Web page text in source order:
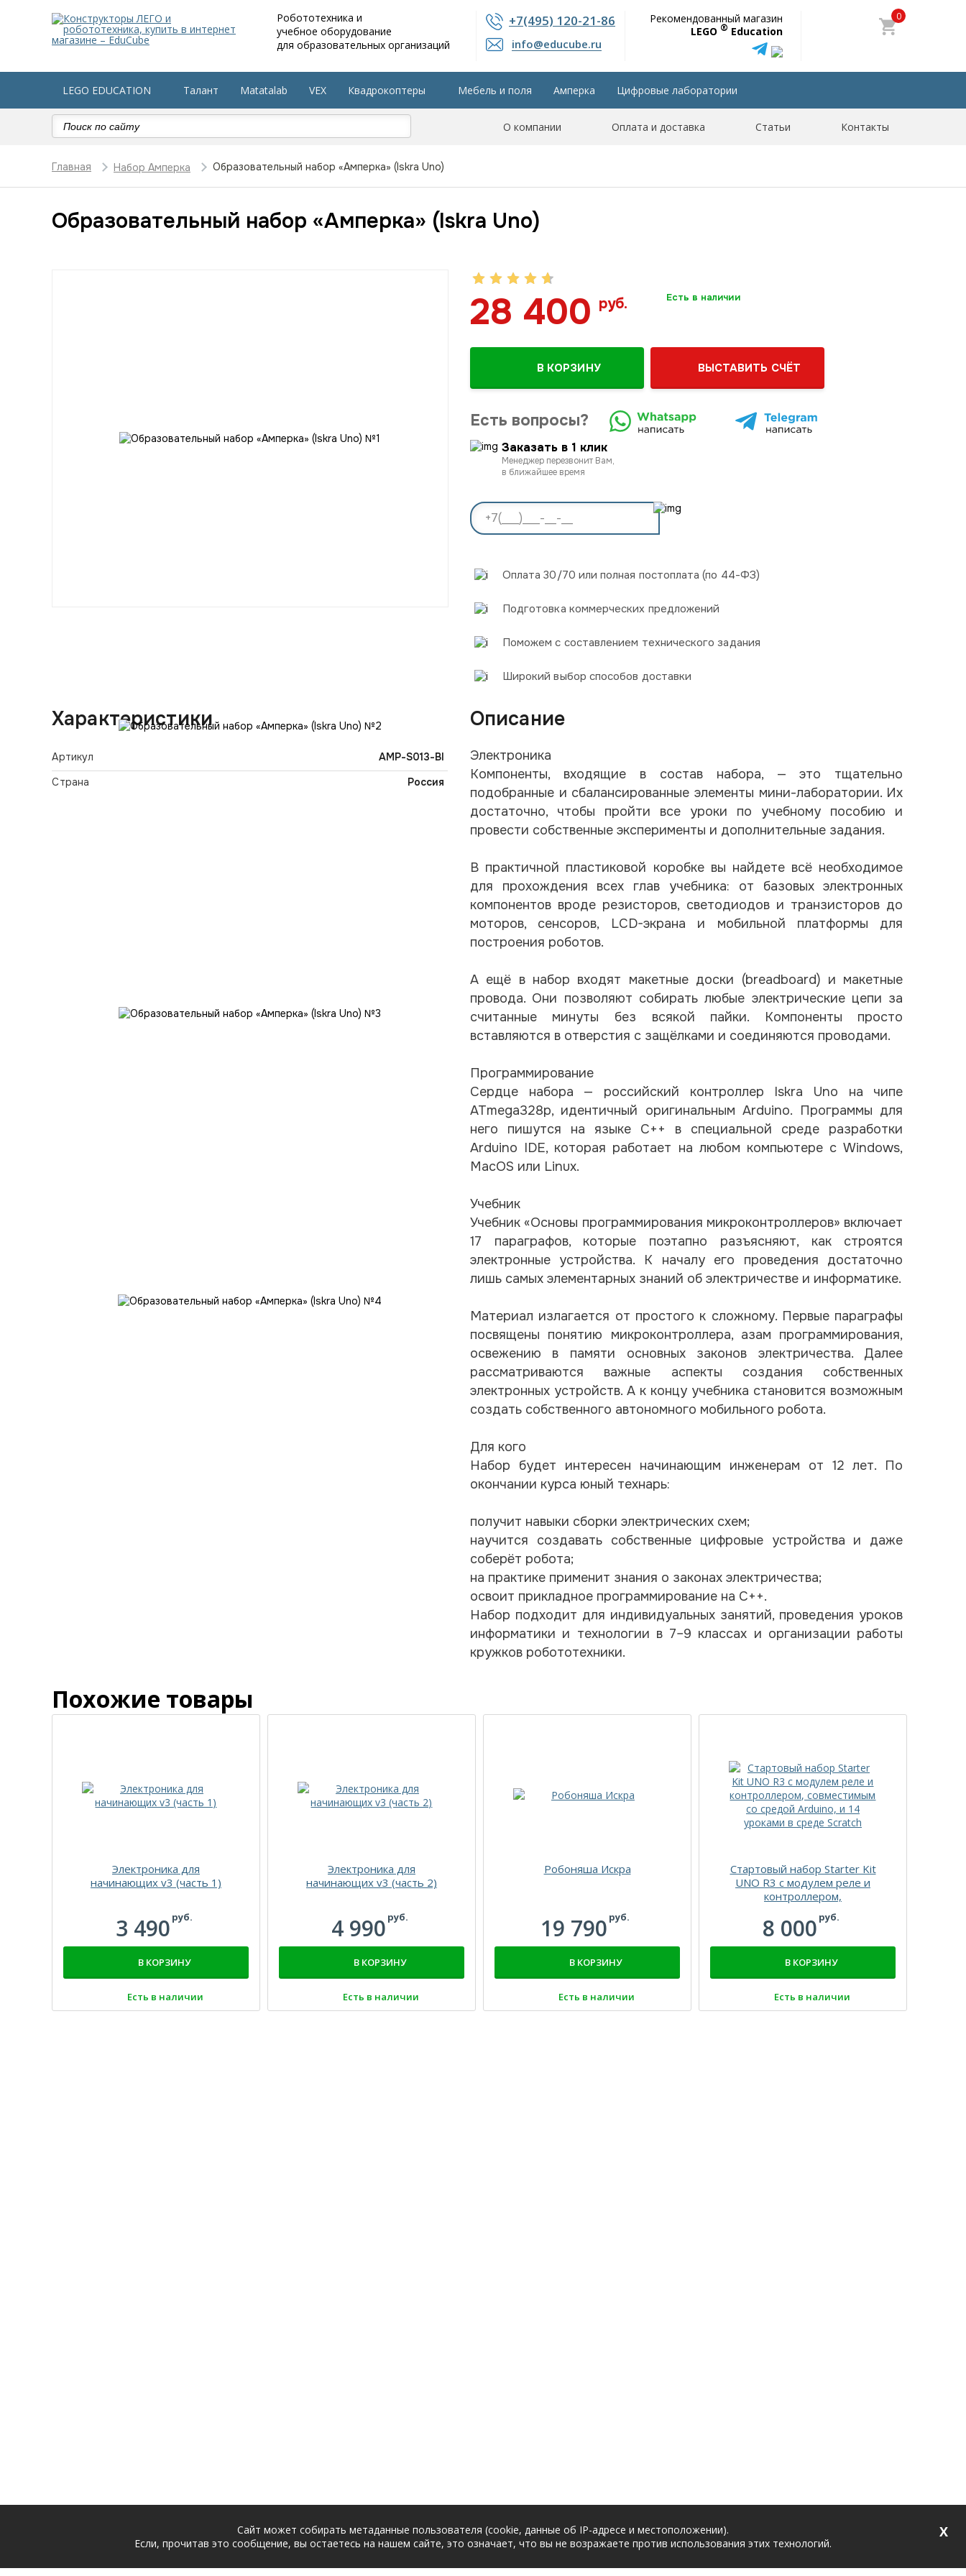
Робототехника и
учебное оборудование
для образовательных организаций
+7(495) 120-21-86
info@educube.ru
Рекомендованный магазин
LEGO ® Education
0
LEGO EDUCATION Талант Matatalab VEX Квадрокоптеры Мебель и поля Амперка Цифровые лаборатории
Робототехника в детский сад Интерактивные панели Остальные разделы
О компании Оплата и доставка Статьи Контакты
Главная Набор Амперка Образовательный набор «Амперка» (Iskra Uno)
Образовательный набор «Амперка» (Iskra Uno)
28 400руб. Есть в наличии
В КОРЗИНУ ВЫСТАВИТЬ СЧЁТ
Есть вопросы?
Заказать в 1 клик
Менеджер перезвонит Вам,
в ближайшее время
Оплата 30/70 или полная постоплата (по 44-ФЗ)
Подготовка коммерческих предложений
Поможем с составлением технического задания
Широкий выбор способов доставки
Характеристики
Артикул
AMP-S013-BI
Страна
Россия
Описание
Электроника
Компоненты, входящие в состав набора, — это тщательно
подобранные и сбалансированные элементы мини-лаборатории. Их
достаточно, чтобы пройти все уроки по учебному пособию и
провести собственные эксперименты и дополнительные задания.
В практичной пластиковой коробке вы найдете всё необходимое
для прохождения всех глав учебника: от базовых электронных
компонентов вроде резисторов, светодиодов и транзисторов до
моторов, сенсоров, LCD-экрана и мобильной платформы для
построения роботов.
А ещё в набор входят макетные доски (breadboard) и макетные
провода. Они позволяют собирать любые электрические цепи за
считанные минуты без всякой пайки. Компоненты просто
вставляются в отверстия с защёлками и соединяются проводами.
Программирование
Сердце набора — российский контроллер Iskra Uno на чипе
ATmega328p, идентичный оригинальным Arduino. Программы для
него пишутся на языке C++ в специальной среде разработки
Arduino IDE, которая работает на любом компьютере с Windows,
MacOS или Linux.
Учебник
Учебник «Основы программирования микроконтроллеров» включает
17 параграфов, которые поэтапно разъясняют, как строятся
электронные устройства. К началу его проведения достаточно
лишь самых элементарных знаний об электричестве и информатике.
Материал излагается от простого к сложному. Первые параграфы
посвящены понятию микроконтроллера, азам программирования,
освежению в памяти основных законов электричества. Далее
рассматриваются важные аспекты создания собственных
электронных устройств. А к концу учебника становится возможным
создать собственного автономного мобильного робота.
Для кого
Набор будет интересен начинающим инженерам от 12 лет. По
окончании курса юный технарь:
получит навыки сборки электрических схем;
научится создавать собственные цифровые устройства и даже
соберёт робота;
на практике применит знания о законах электричества;
освоит прикладное программирование на C++.
Набор подходит для индивидуальных занятий, проведения уроков
информатики и технологии в 7–9 классах и организации работы
кружков робототехники.
Похожие товары
Электроника для
начинающих v3 (часть 1)
3 490руб.
В КОРЗИНУ
Есть в наличии
Электроника для
начинающих v3 (часть 2)
4 990руб.
В КОРЗИНУ
Есть в наличии
Робоняша Искра
19 790руб.
В КОРЗИНУ
Есть в наличии
Стартовый набор Starter Kit
UNO R3 с модулем реле и
контроллером,
Arduino, и 14 уроками в
среде Scratch
8 000руб.
В КОРЗИНУ
Есть в наличии
X
Сайт может собирать метаданные пользователя (cookie, данные об IP-адресе и местоположении).
Если, прочитав это сообщение, вы остаетесь на нашем сайте, это означает, что вы не возражаете против использования этих технологий.